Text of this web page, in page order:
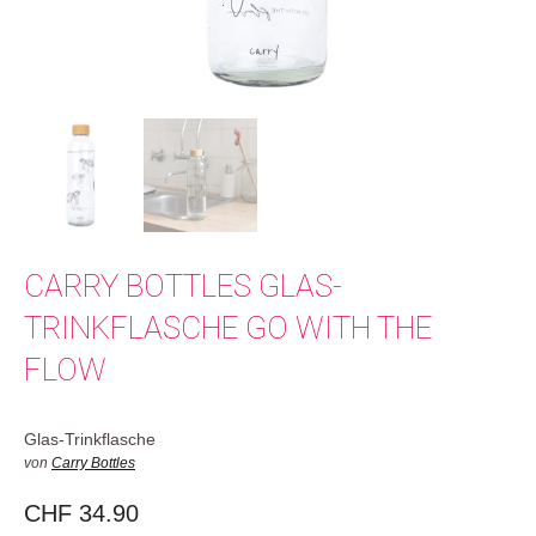
CARRY BOTTLES GLAS-
TRINKFLASCHE GO WITH THE
FLOW
Glas-Trinkflasche
von Carry Bottles
CHF 34.90